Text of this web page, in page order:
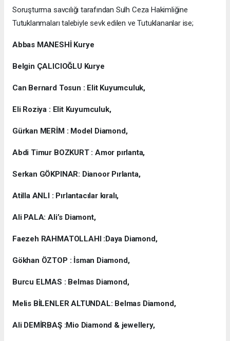
Soruşturma savcılığı tarafından Sulh Ceza Hakimliğine
Tutuklanmaları talebiyle sevk edilen ve Tutuklananlar ise;
Abbas MANESHİ Kurye
Belgin ÇALICIOĞLU Kurye
Can Bernard Tosun : Elit Kuyumculuk,
Eli Roziya : Elit Kuyumculuk,
Gürkan MERİM : Model Diamond,
Abdi Timur BOZKURT : Amor pırlanta,
Serkan GÖKPINAR: Dianoor Pırlanta,
Atilla ANLI : Pırlantacılar kıralı,
Ali PALA: Ali’s Diamont,
Faezeh RAHMATOLLAHI :Daya Diamond,
Gökhan ÖZTOP : İsman Diamond,
Burcu ELMAS : Belmas Diamond,
Melis BİLENLER ALTUNDAL: Belmas Diamond,
Ali DEMİRBAŞ :Mio Diamond & jewellery,